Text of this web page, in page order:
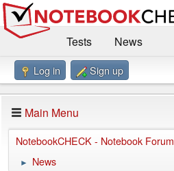
Tests
News
Benchmarks / Technik
Forum
Impressum
Log in Sign up
Main Menu
NotebookCHECK - Notebook Forum
► News